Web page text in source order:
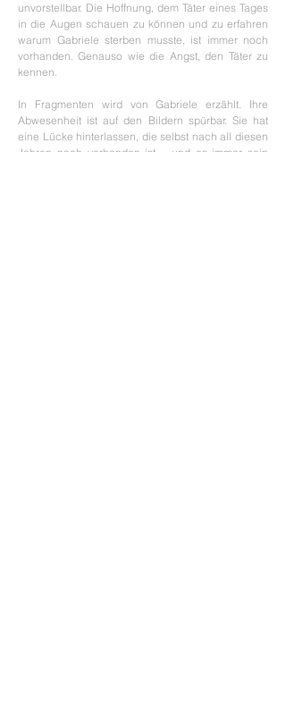
unvorstellbar. Die Hoffnung, dem Täter eines Tages
in die Augen schauen zu können und zu erfahren
warum Gabriele sterben musste, ist immer noch
vorhanden. Genauso wie die Angst, den Täter zu
kennen.
In Fragmenten wird von Gabriele erzählt. Ihre
Abwesenheit ist auf den Bildern spürbar. Sie hat
eine Lücke hinterlassen, die selbst nach all diesen
Jahren noch vorhanden ist – und es immer sein